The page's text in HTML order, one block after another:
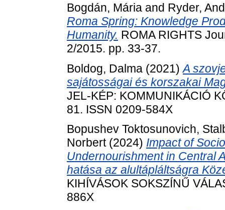
Bogdán, Mária and Ryder,
Roma Spring: Knowledge
Humanity. ROMA RIGHTS
2/2015. pp. 33-37.
Boldog, Dalma (2021)A
sajátosságai és korszakai
JEL-KÉP: KOMMUNIKÁCIÓ
81. ISSN 0209-584X
Bopushev Toktosunovich,
Norbert(2024) Impact of
Undernourishment in Central
hatása az alultápláltságra
KIHÍVÁSOK SOKSZÍNŰ
886X